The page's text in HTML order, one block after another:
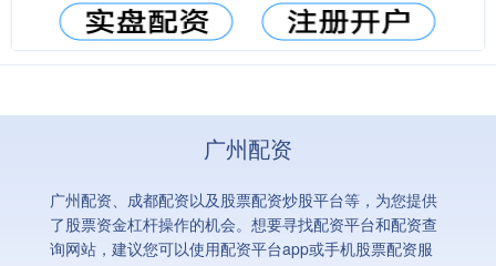
广州配资
广州配资、成都配资以及股票配资炒股平台等，为您提供
了股票资金杠杆操作的机会。想要寻找配资平台和配资查
询网站，建议您可以使用配资平台app或手机股票配资服